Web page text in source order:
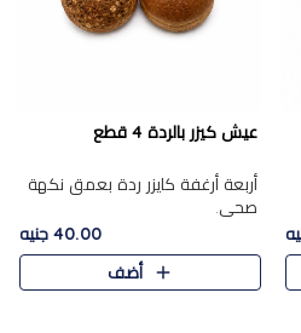
عيش كيزر بالردة 4 قطع
أربعة أرغفة كايزر ردة بعمق نكهة
صحي.
40.00 جنيه
أضف